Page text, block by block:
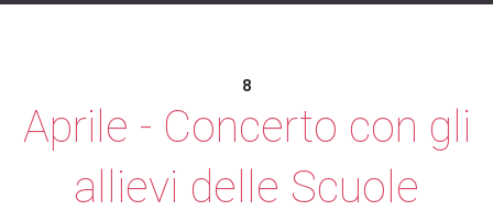
8
Aprile - Concerto con gli
allievi delle Scuole